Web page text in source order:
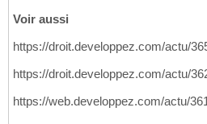
Voir aussi
https://droit.developpez.com/actu/
https://droit.developpez.com/actu/
https://web.developpez.com/actu/